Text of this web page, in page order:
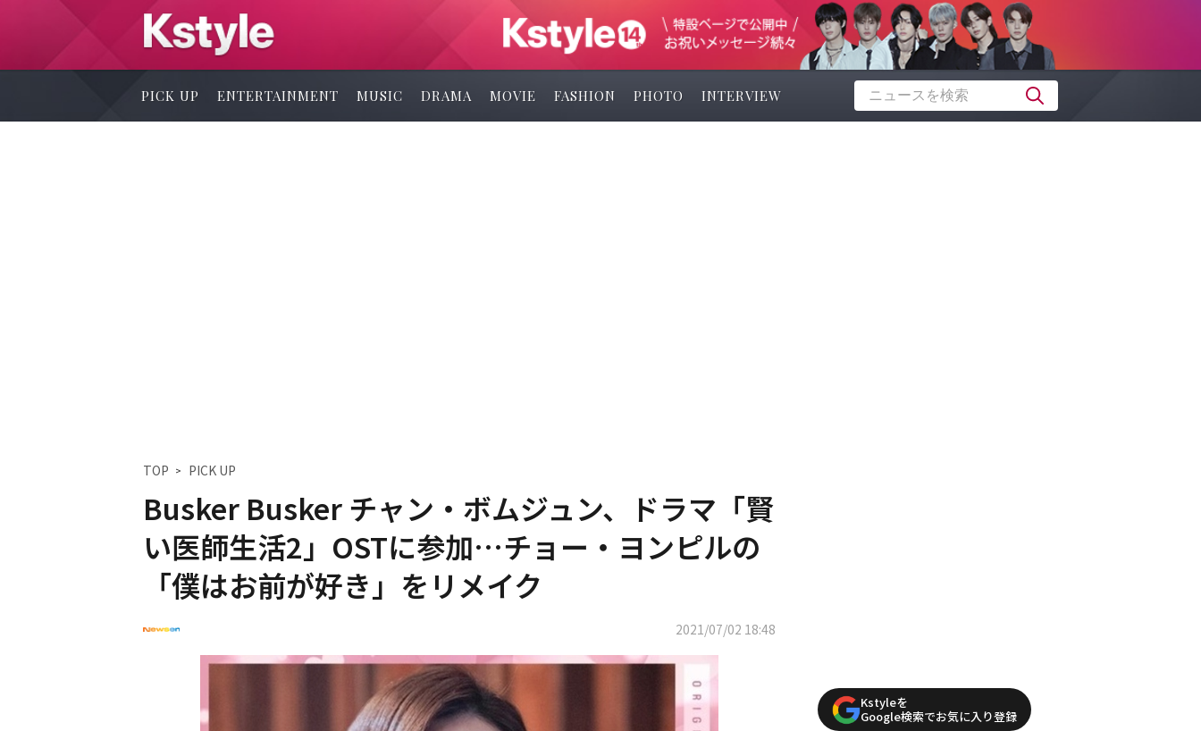
PICK UP ENTERTAINMENT MUSIC DRAMA MOVIE FASHION PHOTO INTERVIEW
TOP PICK UP
Busker Busker チャン・ボムジュン、ドラマ「賢
い医師生活2」OSTに参加…チョー・ヨンピルの
「僕はお前が好き」をリメイク
2021/07/02 18:48
Kstyleを
Google検索でお気に入り登録